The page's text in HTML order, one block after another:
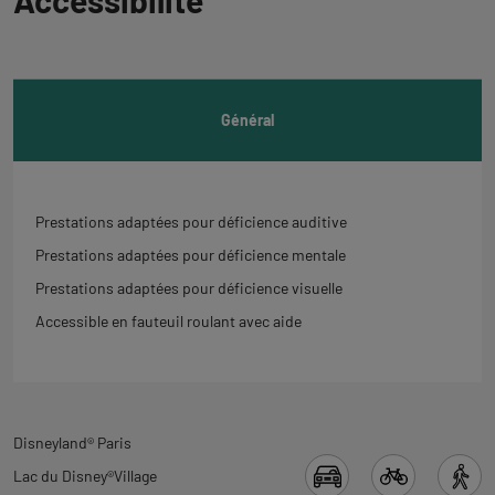
à
Général
Prestations adaptées pour déficience auditive
Prestations adaptées pour déficience mentale
Prestations adaptées pour déficience visuelle
Accessible en fauteuil roulant avec aide
Revenir
à
Disneyland® Paris
Lac du Disney®Village